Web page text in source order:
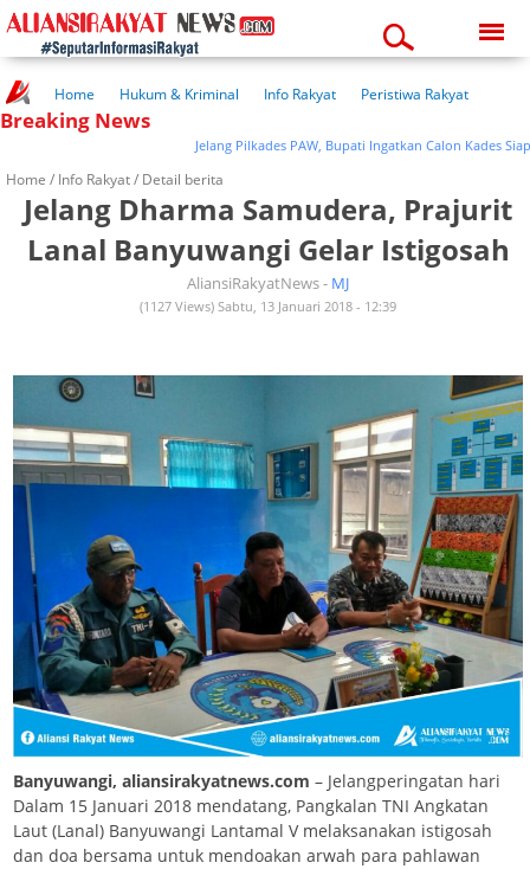
06:53:05 am
Home Hukum & Kriminal Info Rakyat
Peristiwa Rakyat
Kuliner Rakyat
Wisata Rakyat
Kesehatan
Breaking News
Jelang Pilkades PAW, Bupati Ingatkan Calon Kades Siap
Home / Info Rakyat/ Detail berita
Jelang Dharma Samudera, Prajurit
Lanal Banyuwangi Gelar Istigosah
AliansiRakyatNews - MJ
(1127 Views) Sabtu, 13 Januari 2018 - 12:39
Banyuwangi, aliansirakyatnews.com – Jelangperingatan hari
Dalam 15 Januari 2018 mendatang, Pangkalan TNI Angkatan
Laut (Lanal) Banyuwangi Lantamal V melaksanakan istigosah
dan doa bersama untuk mendoakan arwah para pahlawan